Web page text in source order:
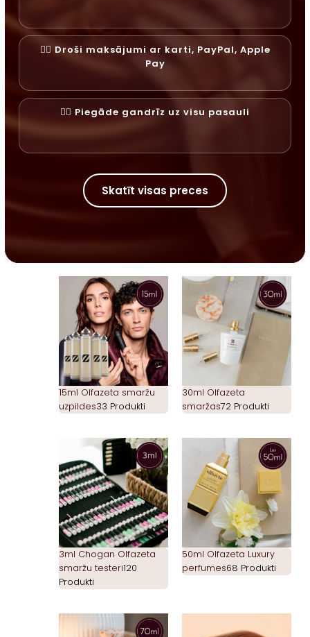
✓⃝ Droši maksājumi ar karti, PayPal, Apple
Pay
✓⃝ Piegāde gandrīz uz visu pasauli
Skatīt visas preces
15ml Olfazeta smaržu
uzpildes33 Produkti
30ml Olfazeta
smaržas72 Produkti
3ml Chogan Olfazeta
smaržu testeri120
Produkti
50ml Olfazeta Luxury
perfumes68 Produkti